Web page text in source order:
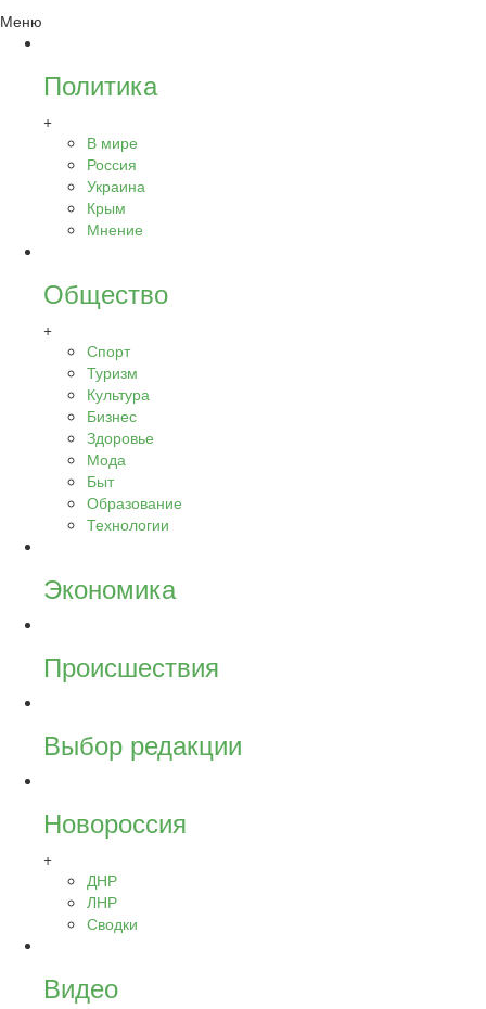
Меню
Политика
+
В мире
Россия
Украина
Крым
Мнение
Общество
+
Спорт
Туризм
Культура
Бизнес
Здоровье
Мода
Быт
Образование
Технологии
Экономика
Происшествия
Выбор редакции
Новороссия
+
ДНР
ЛНР
Сводки
Видео